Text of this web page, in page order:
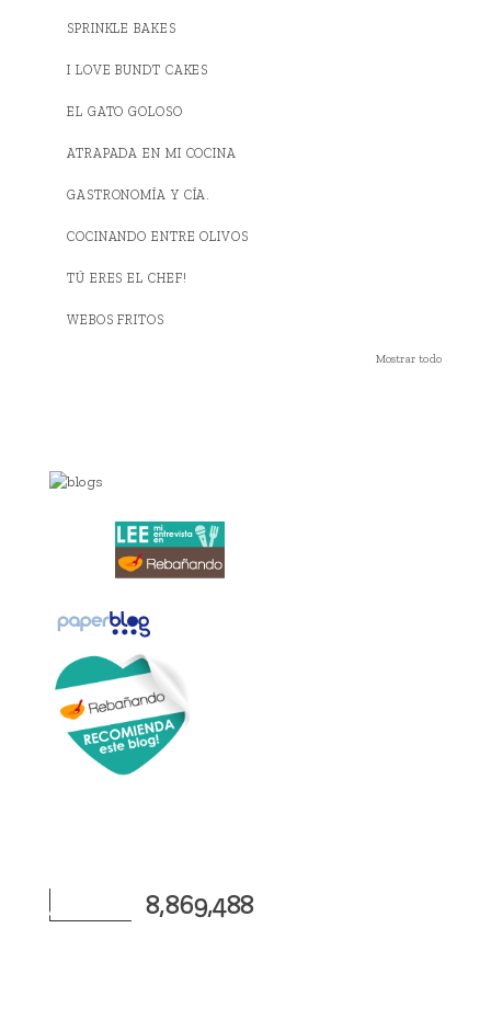
SPRINKLE BAKES
I LOVE BUNDT CAKES
EL GATO GOLOSO
ATRAPADA EN MI COCINA
GASTRONOMÍA Y CÍA.
COCINANDO ENTRE OLIVOS
TÚ ERES EL CHEF!
WEBOS FRITOS
Mostrar todo
8,869,488